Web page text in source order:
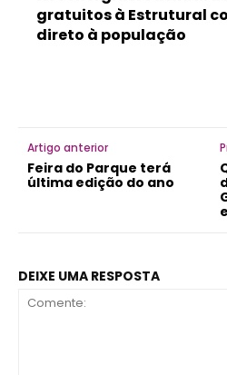
gratuitos à Estrutural
direto à população
Artigo anterior
Feira do Parque terá
última edição do ano
DEIXE UMA RESPOSTA